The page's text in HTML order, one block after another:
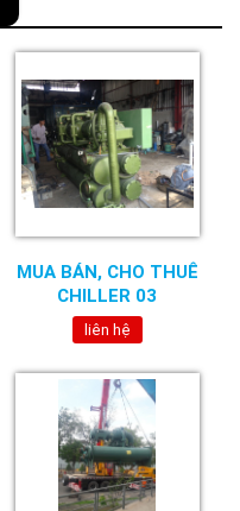
MUA BÁN, CHO THUÊ
CHILLER 03
liên hệ